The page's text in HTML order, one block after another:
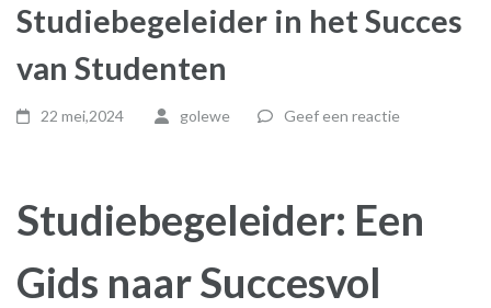
Studiebegeleider in het Succes
van Studenten
22 mei,2024 golewe Geef een reactie
Studiebegeleider: Een
Gids naar Succesvol